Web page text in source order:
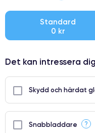
● Oklanderlig kvalitetsskärm
● Endast 5% av våra
Standard
0 kr
Det kan intressera dig
Skydd och härdat
Snabbladdare ?